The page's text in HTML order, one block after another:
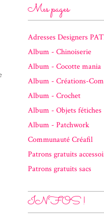
Mes pages
Adresses Designers
Album - Chinoiserie
Album - Cocotte mania
Album - Créations-
Album - Crochet
Album - Objets fétiches
Album - Patchwork
Communauté Créafil
Patrons gratuits
Patrons gratuits sacs
INFOS !